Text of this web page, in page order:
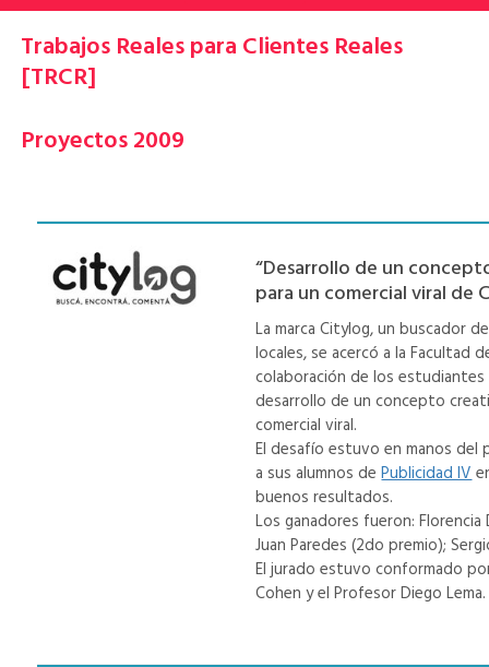
Trabajos Reales para Clientes Reales
[TRCR]
Proyectos 2009
“Desarrollo de un
para un comercial viral de
La marca Citylog, un buscador
locales, se acercó a la Facultad
colaboración de los
desarrollo de un concepto
comercial viral.
El desafío estuvo en manos del
a sus alumnos dePublicidad IV
buenos resultados.
Los ganadores fueron:
Juan Paredes (2do premio);
El jurado estuvo conformado
Cohen y el Profesor Diego Lema.